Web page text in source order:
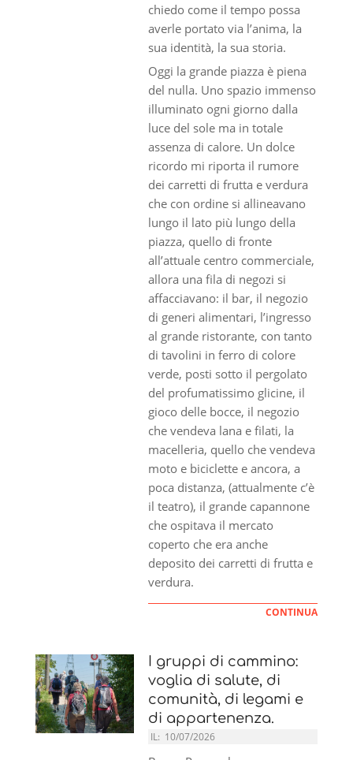
chiedo come il tempo possa
averle portato via l’anima, la
sua identità, la sua storia.
Oggi la grande piazza è piena
del nulla. Uno spazio immenso
illuminato ogni giorno dalla
luce del sole ma in totale
assenza di calore. Un dolce
ricordo mi riporta il rumore
dei carretti di frutta e verdura
che con ordine si allineavano
lungo il lato più lungo della
piazza, quello di fronte
all’attuale centro commerciale,
allora una fila di negozi si
affacciavano: il bar, il negozio
di generi alimentari, l’ingresso
al grande ristorante, con tanto
di tavolini in ferro di colore
verde, posti sotto il pergolato
del profumatissimo glicine, il
gioco delle bocce, il negozio
che vendeva lana e filati, la
macelleria, quello che vendeva
moto e biciclette e ancora, a
poca distanza, (attualmente c’è
il teatro), il grande capannone
che ospitava il mercato
coperto che era anche
deposito dei carretti di frutta e
verdura.
CONTINUA
I gruppi di cammino:
voglia di salute, di
comunità, di legami e
di appartenenza.
IL: 10/07/2026